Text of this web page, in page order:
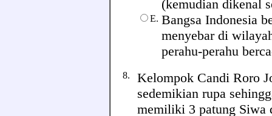
(kemudian dikenal
E. Bangsa Indonesia
menyebar di
perahu-perahu
8. Kelompok Candi Roro
sedemikian rupa
memiliki 3 patung Siwa